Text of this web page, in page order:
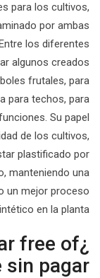
para los cultivos,
por ambas
los diferentes
algunos creados
frutales, para
para techos, para
Su papel
de los cultivos,
plastificado por
manteniendo una
un mejor proceso
en la planta.
free of
pagar?